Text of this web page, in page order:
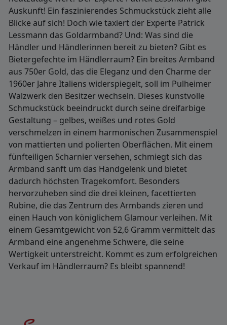
Auskunft! Ein faszinierendes Schmuckstück zieht alle
Blicke auf sich! Doch wie taxiert der Experte Patrick
Lessmann das Goldarmband? Und: Was sind die
Händler und Händlerinnen bereit zu bieten? Gibt es
Bietergefechte im Händlerraum? Ein breites Armband
aus 750er Gold, das die Eleganz und den Charme der
1960er Jahre Italiens widerspiegelt, soll im Pulheimer
Walzwerk den Besitzer wechseln. Dieses kunstvolle
Schmuckstück beeindruckt durch seine dreifarbige
Gestaltung – gelbes, weißes und rotes Gold
verschmelzen in einem harmonischen Zusammenspiel
von mattierten und polierten Oberflächen. Mit einem
fünfteiligen Scharnier versehen, schmiegt sich das
Armband sanft um das Handgelenk und bietet
dadurch höchsten Tragekomfort. Besonders
hervorzuheben sind die drei kleinen, facettierten
Rubine, die das Zentrum des Armbands zieren und
einen Hauch von königlichem Glamour verleihen. Mit
einem Gesamtgewicht von 52,6 Gramm vermittelt das
Armband eine angenehme Schwere, die seine
Wertigkeit unterstreicht. Kommt es zum erfolgreichen
Verkauf im Händlerraum? Es bleibt spannend!